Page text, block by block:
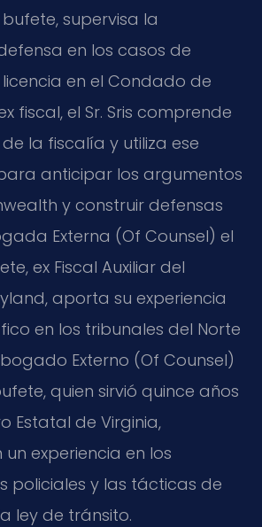
supervisa la
en los casos de
en el Condado de
fiscal, el Sr. Sris comprende
la fiscalía y utiliza ese
anticipar los argumentos
y construir defensas
Externa (Of Counsel) el
ex Fiscal Auxiliar del
aporta su experiencia
en los tribunales del Norte
Externo (Of Counsel)
quien sirvió quince años
Estatal de Virginia,
experiencia en los
policiales y las tácticas de
ley de tránsito.